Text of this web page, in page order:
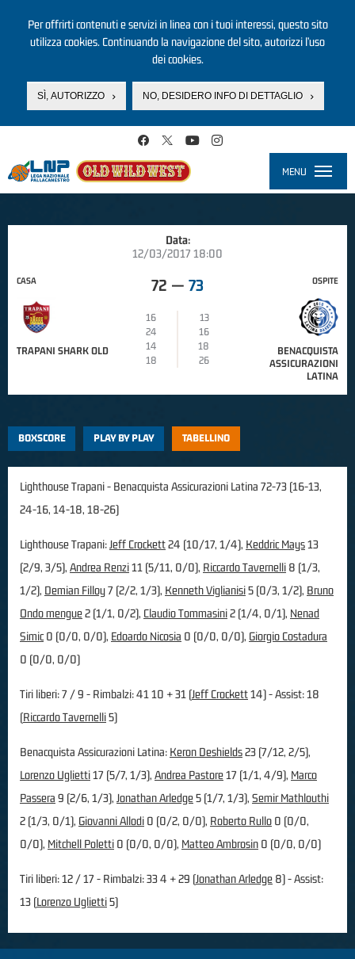
Per offrirti contenuti e servizi in linea con i tuoi interessi, questo sito
utilizza cookies. Continuando la navigazione del sito, autorizzi l’uso
dei cookies.
SÌ, AUTORIZZO NO, DESIDERO INFO DI DETTAGLIO
MENU
Data:
12/03/2017 18:00
CASA
TRAPANI SHARK OLD
72 — 73
16
13
24
16
14
18
18
26
OSPITE
BENACQUISTA
ASSICURAZIONI
LATINA
BOXSCORE PLAY BY PLAY TABELLINO
Lighthouse Trapani - Benacquista Assicurazioni Latina 72-73 (16-13,
24-16, 14-18, 18-26)
Lighthouse Trapani: Jeff Crockett24 (10/17, 1/4), Keddric Mays13
(2/9, 3/5), Andrea Renzi11 (5/11, 0/0), Riccardo Tavernelli 8 (1/3,
1/2), Demian Filloy7 (2/2, 1/3), Kenneth Viglianisi5 (0/3, 1/2), Bruno
Ondo mengue2 (1/1, 0/2), Claudio Tommasini2 (1/4, 0/1), Nenad
Simic0 (0/0, 0/0), Edoardo Nicosia 0 (0/0, 0/0), Giorgio Costadura
0 (0/0, 0/0)
Tiri liberi: 7 / 9 - Rimbalzi: 41 10 + 31 (Jeff Crockett14) - Assist: 18
(Riccardo Tavernelli5)
Benacquista Assicurazioni Latina: Keron Deshields23 (7/12, 2/5),
Lorenzo Uglietti17 (5/7, 1/3), Andrea Pastore17 (1/1, 4/9), Marco
Passera 9 (2/6, 1/3), Jonathan Arledge5 (1/7, 1/3), Semir Mathlouthi
2 (1/3, 0/1), Giovanni Allodi 0 (0/2, 0/0), Roberto Rullo 0 (0/0,
0/0), Mitchell Poletti 0 (0/0, 0/0), Matteo Ambrosin 0 (0/0, 0/0)
Tiri liberi: 12 / 17 - Rimbalzi: 33 4 + 29 (Jonathan Arledge 8) - Assist:
13 (Lorenzo Uglietti5)